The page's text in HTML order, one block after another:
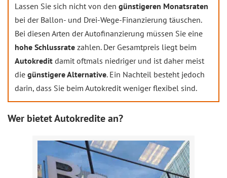
Lassen Sie sich nicht von den günstigeren Monatsraten
bei der Ballon- und Drei-Wege-Finanzierung täuschen.
Bei diesen Arten der Autofinanzierung müssen Sie eine
hohe Schlussrate zahlen. Der Gesamtpreis liegt beim
Autokredit damit oftmals niedriger und ist daher meist
die günstigere Alternative. Ein Nachteil besteht jedoch
darin, dass Sie beim Autokredit weniger flexibel sind.
Wer bietet Autokredite an?